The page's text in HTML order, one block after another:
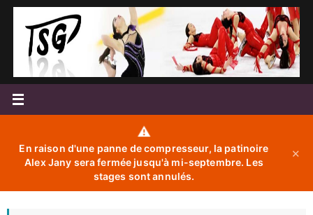
Passer
contenu
⚠️
En raison d'une panne de compresseur, la patinoire
Alex Jany sera fermée jusqu'à mi-septembre. Les
stages sont annulés.
✕